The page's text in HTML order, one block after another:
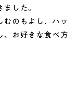
した。
のもよし、ハッ
、お好きな食べ方